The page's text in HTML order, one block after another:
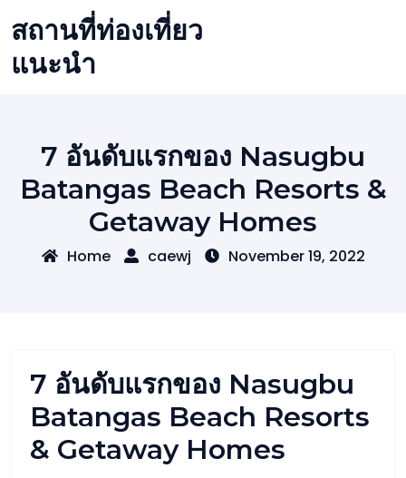
to
content
สถานที่ท่องเที่ยว
แนะนำ
7 อันดับแรกของ Nasugbu
Batangas Beach Resorts &
Getaway Homes
Home caewj November 19, 2022
7 อันดับแรกของ Nasugbu
Batangas Beach Resorts
& Getaway Homes